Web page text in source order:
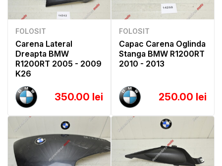
FOLOSIT
Carena Lateral
Dreapta BMW
R1200RT 2005 - 2009
K26
350.00 lei
FOLOSIT
Capac Carena Oglinda
Stanga BMW R1200RT
2010 - 2013
250.00 lei